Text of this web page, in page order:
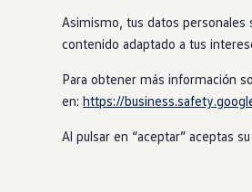
Más sobre eléctricos
Más sobre híbridos
Plan Auto +
Etiquetas DGT
Simulador de autonomía,
Soluciones de carga
Con las
están
Asimismo, tus datos personales
contenido adaptado a tus
Para obtener más información
en: https://
Al pulsar en “aceptar” aceptas